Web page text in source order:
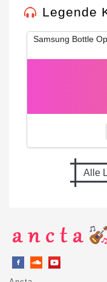
Legende
Samsung Bottle
Alle